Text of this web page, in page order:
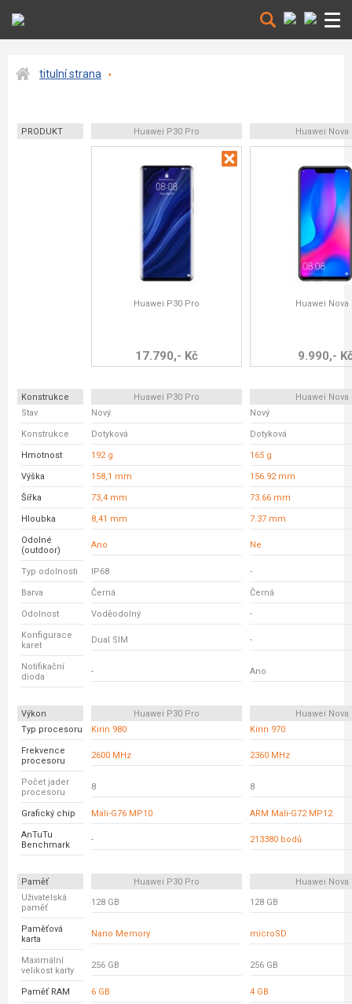
titulní strana
PRODUKT Huawei P30 Pro Huawei Nova
Huawei P30 Pro
17.790,- Kč
Huawei Nova
9.990,-
Konstrukce Huawei P30 Pro
Huawei Nova
Stav
Nový Nový
Konstrukce Dotyková Dotyková
Hmotnost 192 g 165 g
Výška 158,1 mm 156.92 mm
Šířka 73,4 mm 73.66 mm
Hloubka 8,41 mm 7.37 mm
Odolné
(outdoor)
Ano Ne
Typ odolnosti IP68 -
Barva Černá Černá
Odolnost Voděodolný -
Konfigurace
karet
Dual SIM -
Notifikační
dioda
- Ano
Výkon Huawei P30 Pro
Huawei Nova
Typ procesoru
Kirin 980 Kirin 970
Frekvence
procesoru
2600 MHz 2360 MHz
Počet jader
procesoru
8 8
Grafický chip Mali-G76 MP10 ARM Mali-G72 MP12
AnTuTu
Benchmark
- 213380 bodů
Paměť Huawei P30 Pro
Huawei Nova
Uživatelská
paměť
128 GB 128 GB
Paměťová
karta
Nano Memory microSD
Maximální
velikost karty
256 GB 256 GB
Paměť RAM 6 GB 4 GB